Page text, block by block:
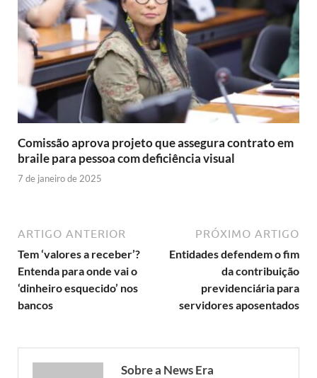
Comissão aprova projeto que assegura contrato em
braile para pessoa com deficiência visual
7 de janeiro de 2025
ARTIGO ANTERIOR
Tem ‘valores a receber’?
Entenda para onde vai o
‘dinheiro esquecido’ nos
bancos
PRÓXIMO ARTIGO
Entidades defendem o fim
da contribuição
previdenciária para
servidores aposentados
Sobre a News Era